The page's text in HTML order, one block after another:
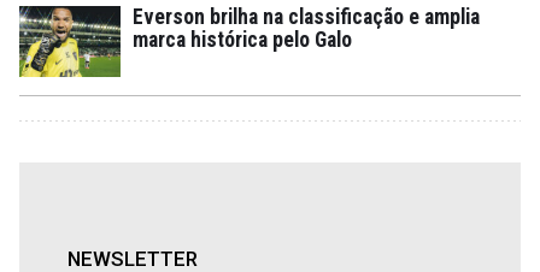
Everson brilha na classificação e amplia
marca histórica pelo Galo
NEWSLETTER